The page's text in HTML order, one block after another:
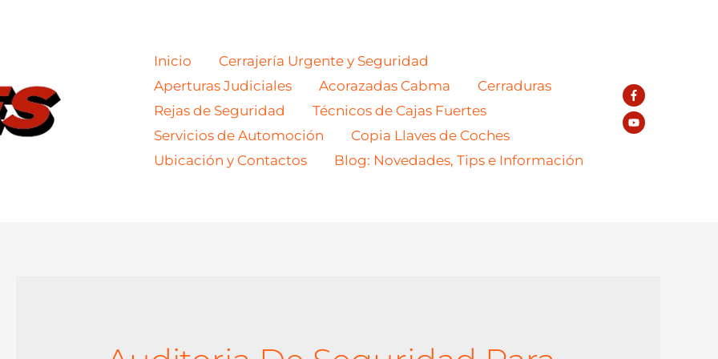
Inicio
Cerrajería Urgente y Seguridad
Aperturas Judiciales
Acorazadas Cabma
Cerraduras
Rejas de Seguridad
Técnicos de Cajas Fuertes
Servicios de Automoción
Copia Llaves de Coches
Ubicación y Contactos
Blog: Novedades, Tips e Información